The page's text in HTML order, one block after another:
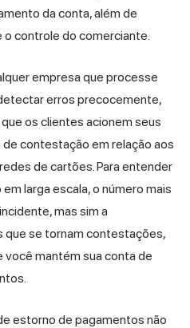
da conta, além de
controle do comerciante.
empresa que processe
erros precocemente,
os clientes acionem seus
contestação em relação aos
redes de cartões . Para entender
larga escala, o número mais
mas sim a
se tornam contestações,
você mantém sua conta de
estorno de pagamentos não